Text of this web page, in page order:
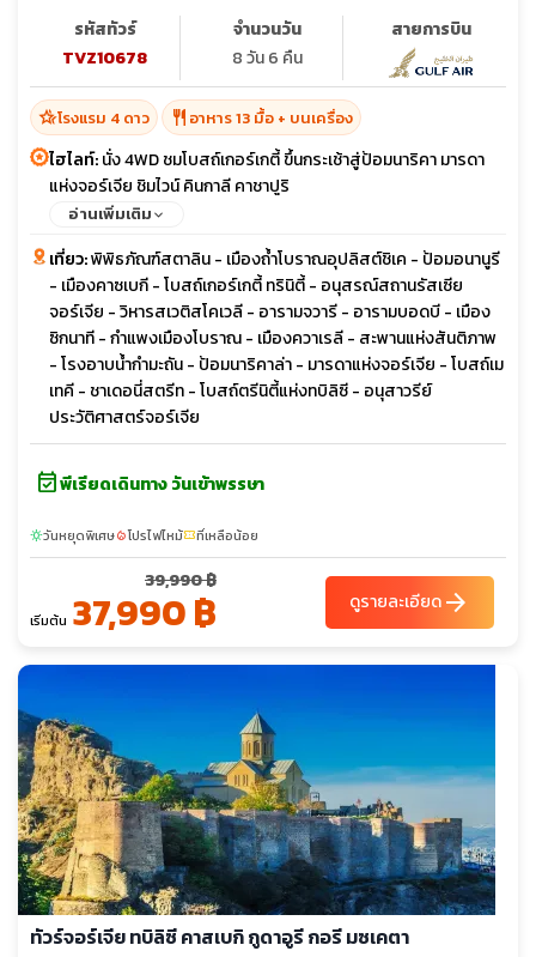
รหัสทัวร์
TVZ10678
จำนวนวัน
8 วัน 6 คืน
สายการบิน
hotel_classโรงแรม 4 ดาว restaurant อาหาร 13 มื้อ + บนเครื่อง
ไฮไลท์:นั่ง 4WD ชมโบสถ์เกอร์เกตี้ ขึ้นกระเช้าสู่ป้อมนาริคา มารดา
แห่งจอร์เจีย ชิมไวน์ คินกาลี คาชาปูริ
อ่านเพิ่มเติม
เที่ยว:พิพิธภัณฑ์สตาลิน - เมืองถ้ำโบราณอุปลิสต์ชิเค - ป้อมอนานูรี
- เมืองคาซเบกี - โบสถ์เกอร์เกตี้ ทรินิตี้ - อนุสรณ์สถานรัสเซีย
จอร์เจีย - วิหารสเวติสโคเวลี - อารามจวารี - อารามบอดบี - เมือง
ซิกนาที - กำแพงเมืองโบราณ - เมืองควาเรลี - สะพานแห่งสันติภาพ
- โรงอาบน้ำกำมะถัน - ป้อมนาริคาล่า - มารดาแห่งจอร์เจีย - โบสถ์เม
เทคี - ชาเดอนี่สตรีท - โบสถ์ตรีนิตี้แห่งทบิลิซี - อนุสาวรีย์
ประวัติศาสตร์จอร์เจีย
event_availableพีเรียดเดินทาง วันเข้าพรรษา
sunnyวันหยุดพิเศษlocal_fire_departmentโปรไฟไหม้confirmation_numberที่เหลือน้อย
เริ่มต้น
39,990 ฿
37,990 ฿ ดูรายละเอียดarrow_forward
ทัวร์จอร์เจีย ทบิลิซี คาสเบกิ กูดาอูรี กอรี มซเคตา